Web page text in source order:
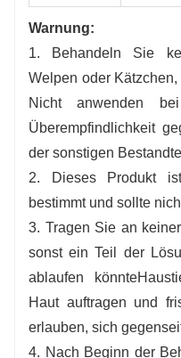
Warnung:
1. Behandeln Sie
Welpen oder
Nicht anwenden
Überempfindlichkeit
der sonstigen
2. Dieses Produkt
bestimmt und sollte
3. Tragen Sie an
sonst ein Teil der
ablaufen könnte
Haut auftragen und
erlauben, sich
4. Nach Beginn der